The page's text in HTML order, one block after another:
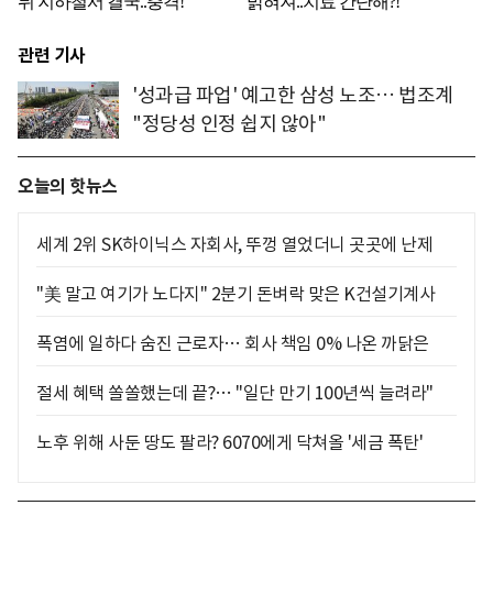
관련 기사
'성과급 파업' 예고한 삼성 노조… 법조계
"정당성 인정 쉽지 않아"
오늘의 핫뉴스
세계 2위 SK하이닉스 자회사, 뚜껑 열었더니 곳곳에 난제
"美 말고 여기가 노다지" 2분기 돈벼락 맞은 K건설기계사
폭염에 일하다 숨진 근로자… 회사 책임 0% 나온 까닭은
절세 혜택 쏠쏠했는데 끝?… "일단 만기 100년씩 늘려라"
노후 위해 사둔 땅도 팔라? 6070에게 닥쳐올 '세금 폭탄'